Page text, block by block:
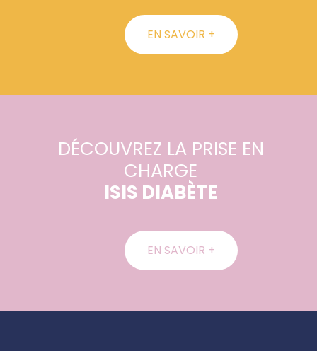
EN SAVOIR +
DÉCOUVREZ LA PRISE EN
CHARGE
ISIS DIABÈTE
EN SAVOIR +